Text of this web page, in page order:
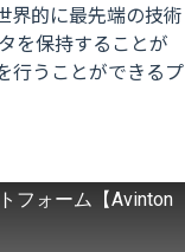
界的に最先端の技術
を保持することが
行うことができるプ
フォーム【Avinton